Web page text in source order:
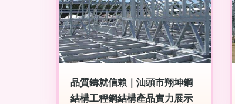
品質鑄就信賴｜汕頭市翔坤鋼
結構工程鋼結構產品實力展示